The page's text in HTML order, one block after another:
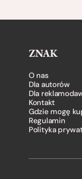
ZNAK
O nas
Dla autorów
Dla
Kontakt
Gdzie mogę
Regulamin
Polityka